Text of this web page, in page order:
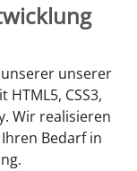
unserer
CSS3,
Wir realisieren
Bedarf in